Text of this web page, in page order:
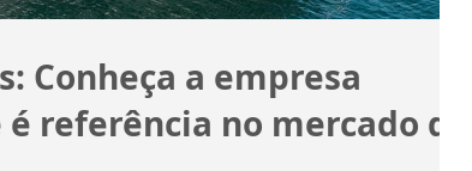
Conheça a empresa
referência no mercado de